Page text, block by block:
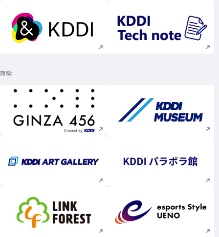
新規ウィンドウで開く 新規ウィンドウで
施設
新規ウィンドウで開く 新規ウィンドウで
新規ウィンドウで開く 新規ウィンドウで
新規ウィンドウで開く 新規ウィンドウで